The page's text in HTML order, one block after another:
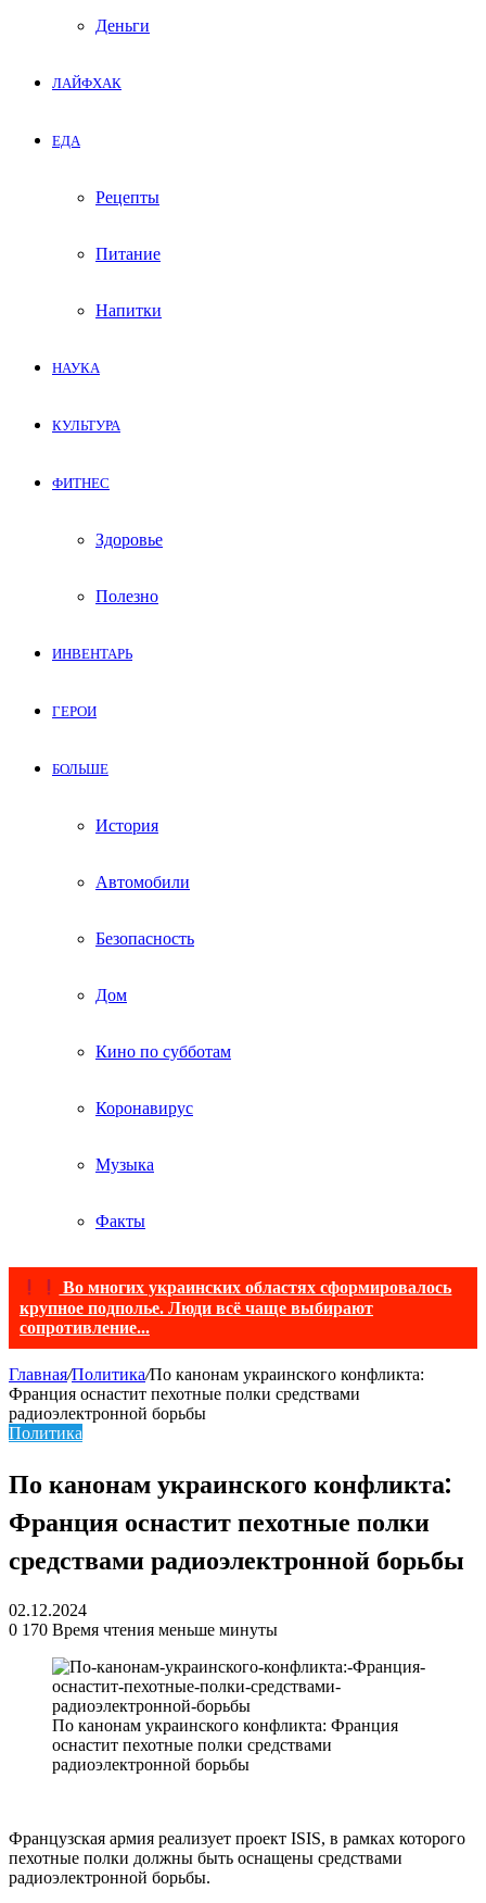
Деньги
ЛАЙФХАК
ЕДА
Рецепты
Питание
Напитки
НАУКА
КУЛЬТУРА
ФИТНЕС
Здоровье
Полезно
ИНВЕНТАРЬ
ГЕРОИ
БОЛЬШЕ
История
Автомобили
Безопасность
Дом
Кино по субботам
Коронавирус
Музыка
Факты
Во многих украинских областях сформировалось
крупное подполье. Люди всё чаще выбирают
сопротивление...
Главная/Политика/По канонам украинского конфликта:
Франция оснастит пехотные полки средствами
радиоэлектронной борьбы
Политика
По канонам украинского конфликта:
Франция оснастит пехотные полки
средствами радиоэлектронной борьбы
02.12.2024
0 170 Время чтения меньше минуты
По канонам украинского конфликта: Франция
оснастит пехотные полки средствами
радиоэлектронной борьбы
Французская армия реализует проект ISIS, в рамках которого
пехотные полки должны быть оснащены средствами
радиоэлектронной борьбы.